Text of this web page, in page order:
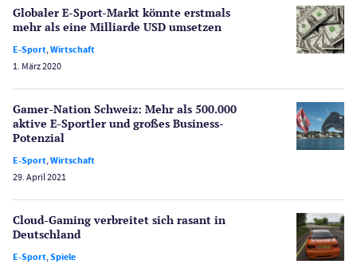
Schlagzeilen
Spiele
Spielerschutz
Sport
Wetten
Wirtschaft
Merkur Casinos
Casino Testberichte
Bonus Ohne Einzahlung
Globaler E-Sport-Markt könnte erstmals
mehr als eine Milliarde USD umsetzen
E-Sport,Wirtschaft
1. März 2020
Gamer-Nation Schweiz: Mehr als 500.000
aktive E-Sportler und großes Business-
Potenzial
E-Sport,Wirtschaft
29. April 2021
Cloud-Gaming verbreitet sich rasant in
Deutschland
E-Sport,Spiele